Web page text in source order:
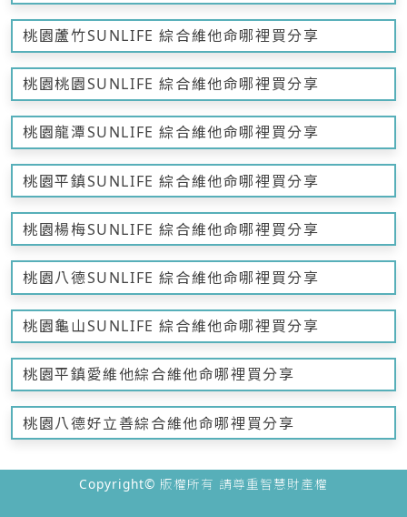
桃園蘆竹SUNLIFE 綜合維他命哪裡買分享
桃園桃園SUNLIFE 綜合維他命哪裡買分享
桃園龍潭SUNLIFE 綜合維他命哪裡買分享
桃園平鎮SUNLIFE 綜合維他命哪裡買分享
桃園楊梅SUNLIFE 綜合維他命哪裡買分享
桃園八德SUNLIFE 綜合維他命哪裡買分享
桃園龜山SUNLIFE 綜合維他命哪裡買分享
桃園平鎮愛維他綜合維他命哪裡買分享
桃園八德好立善綜合維他命哪裡買分享
Copyright© 版權所有 請尊重智慧財產權